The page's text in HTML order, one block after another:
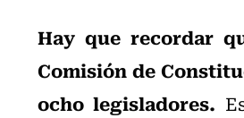
Hay que recordar
Comisión de
ocho legisladores.